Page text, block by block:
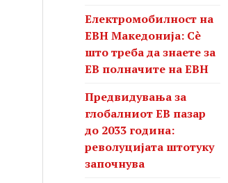
Електромобилност на
ЕВН Македонија: Сè
што треба да знаете за
ЕВ полначите на ЕВН
Предвидувања за
глобалниот ЕВ пазар
до 2033 година:
револуцијата штотуку
започнува